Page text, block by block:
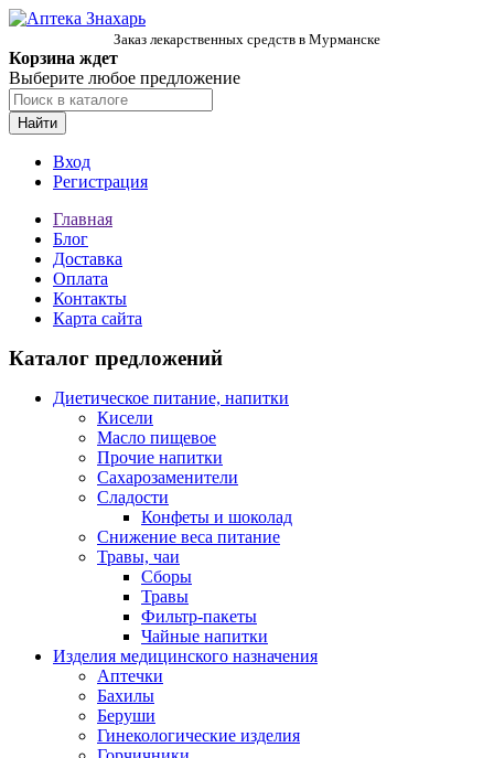
Заказ лекарственных средств в Мурманске
Корзина ждет
Выберите любое предложение
Найти
Вход
Регистрация
Главная
Блог
Доставка
Оплата
Контакты
Карта сайта
Каталог предложений
Диетическое питание, напитки
Кисели
Масло пищевое
Прочие напитки
Сахарозаменители
Сладости
Конфеты и шоколад
Снижение веса питание
Травы, чаи
Сборы
Травы
Фильтр-пакеты
Чайные напитки
Изделия медицинского назначения
Аптечки
Бахилы
Беруши
Гинекологические изделия